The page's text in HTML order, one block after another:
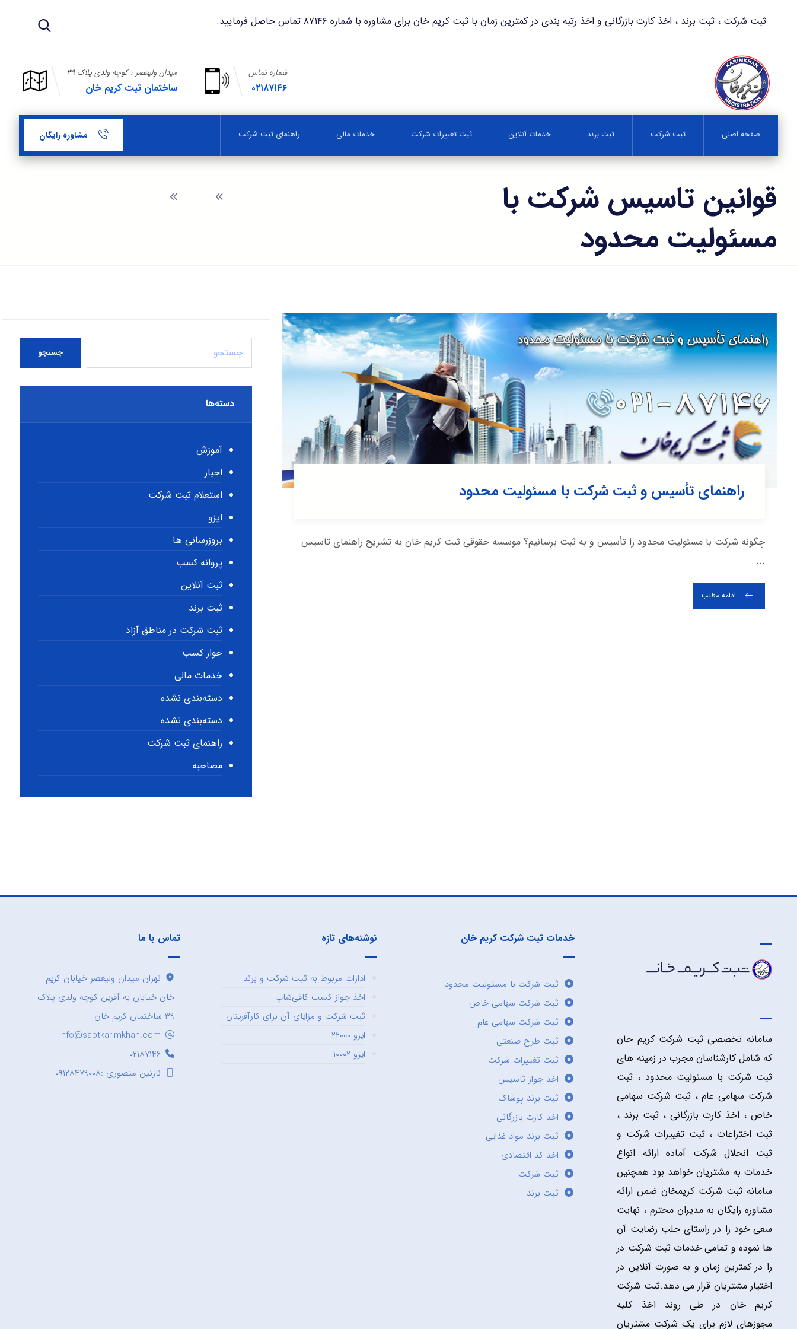
ثبت شرکت ، ثبت برند ، اخذ کارت بازرگانی و اخذ رتبه بندی در کمترین زمان با ثبت کریم خان برای مشاوره با شماره ۸۷۱۴۶ تماس حاصل فرمایید.
میدان ولیعصر ، کوچه ولدی پلاک ۳۹
ساختمان ثبت کریم خان
شماره تماس
۰۲۱۸۷۱۴۶
صفحه اصلی ثبت شرکت ثبت برند خدمات آنلاین ثبت تغییرات شرکت خدمات مالی راهنمای ثبت شرکت مشاوره رایگان
قوانین تاسیس شرکت با
مسئولیت محدود
راهنمای تأسیس و ثبت شرکت با مسئولیت محدود
چگونه شرکت با مسئولیت محدود را تأسیس و به ثبت برسانیم؟ موسسه حقوقی ثبت کریم خان به تشریح راهنمای تاسیس
...
ادامه مطلب
جستجو
دسته‌ها
آموزش
اخبار
استعلام ثبت شرکت
ایزو
بروزرسانی ها
پروانه کسب
ثبت آنلاین
ثبت برند
ثبت شرکت در مناطق آزاد
جواز کسب
خدمات مالی
دسته‌بندی نشده
دسته‌بندی نشده
راهنمای ثبت شرکت
مصاحبه
سامانه تخصصی ثبت شرکت کریم خان
که شامل کارشناسان مجرب در زمینه های
ثبت شرکت با مسئولیت محدود ، ثبت
شرکت سهامی عام ، ثبت شرکت سهامی
خاص ، اخذ کارت بازرگانی ، ثبت برند ،
ثبت اختراعات ، ثبت تغییرات شرکت و
ثبت انحلال شرکت آماده ارائه انواع
خدمات به مشتریان خواهد بود همچنین
سامانه ثبت شرکت کریمخان ضمن ارائه
مشاوره رایگان به مدیران محترم ، نهایت
سعی خود را در راستای جلب رضایت آن
ها نموده و تمامی خدمات ثبت شرکت در
را در کمترین زمان و به صورت آنلاین در
اختیار مشتریان قرار می دهد.ثبت شرکت
کریم خان در طی روند اخذ کلیه
مجوزهای لازم برای یک شرکت مشتریان
خدمات ثبت شرکت کریم خان
ثبت شرکت با مسئولیت محدود
ثبت شرکت سهامی خاص
ثبت شرکت سهامی عام
ثبت طرح صنعتی
ثبت تغییرات شرکت
اخذ جواز تاسیس
ثبت برند پوشاک
اخذ کارت بازرگانی
ثبت برند مواد غذایی
اخذ کد اقتصادی
ثبت شرکت
ثبت برند
نوشته‌های تازه
ادارات مربوط به ثبت شرکت و برند
اخذ جواز کسب کافی‌شاپ
ثبت شرکت و مزایای آن برای کارآفرینان
ایزو ۲۲۰۰۰
ایزو ۱۰۰۰۲
تماس با ما
تهران میدان ولیعصر خیابان کریم
خان خیابان به آفرین کوچه ولدی پلاک
۳۹ ساختمان کریم خان
Info@sabtkarimkhan.com
۰۲۱۸۷۱۴۶
نازنین منصوری :۰۹۱۲۸۴۷۹۰۰۸